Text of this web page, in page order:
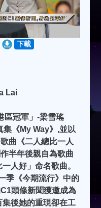
下載
Lai
區冠軍」-梁雪瑤
集《My Way》,並以
曲《二人總比一人
半年後親自為歌曲
人好」命名歌曲。
季《今期流行》中的
頭條新聞獲邀成為
後她的重現卻在工